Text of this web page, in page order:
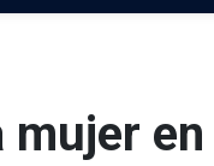
mujer